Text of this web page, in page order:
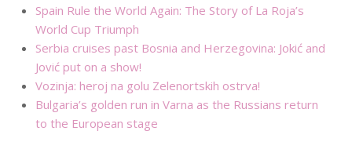
Spain Rule the World Again: The Story of La Roja’s
World Cup Triumph
Serbia cruises past Bosnia and Herzegovina: Jokić and
Jović put on a show!
Vozinja: heroj na golu Zelenortskih ostrva!
Bulgaria’s golden run in Varna as the Russians return
to the European stage